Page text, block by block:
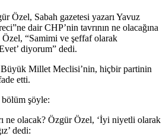
Özel, Sabah gazetesi yazarı Yavuz
dair CHP’nin tavrının ne olacağına
Özel, “Samimi ve şeffaf olarak
diyorum” dedi.
Büyük Millet Meclisi’nin, hiçbir partinin
etti.
bölüm şöyle:
ne olacak? Özgür Özel, ‘İyi niyetli olarak
dedi: